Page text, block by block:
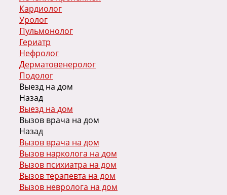
Кардиолог
Уролог
Пульмонолог
Гериатр
Нефролог
Дерматовенеролог
Подолог
Выезд на дом
Назад
Выезд на дом
Вызов врача на дом
Назад
Вызов врача на дом
Вызов нарколога на дом
Вызов психиатра на дом
Вызов терапевта на дом
Вызов невролога на дом